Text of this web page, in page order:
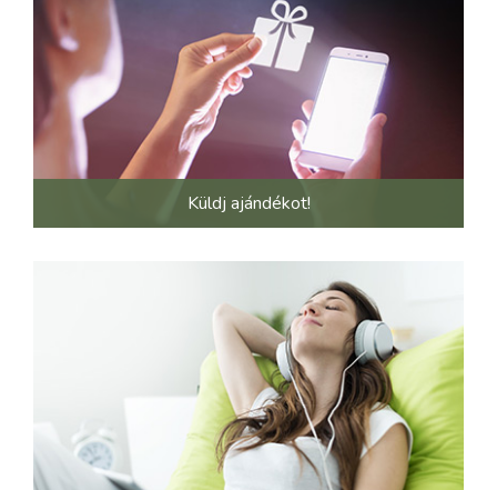
Küldj ajándékot!